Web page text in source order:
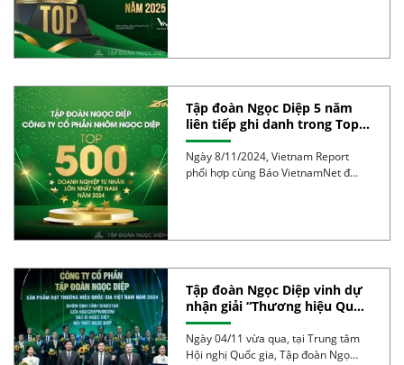
Tập đoàn Ngọc Diệp 5 năm
liên tiếp ghi danh trong Top
500 Doanh nghiệp lớn nhất
Việt Nam
Ngày 8/11/2024, Vietnam Report
phối hợp cùng Báo VietnamNet đã
Tập đoàn Ngọc Diệp vinh dự
nhận giải “Thương hiệu Quốc
gia năm 2024” lần thứ 4 liên
tiếp với 4 dòng sản phẩm
mũi nhọn
Ngày 04/11 vừa qua, tại Trung tâm
Hội nghị Quốc gia, Tập đoàn Ngọc